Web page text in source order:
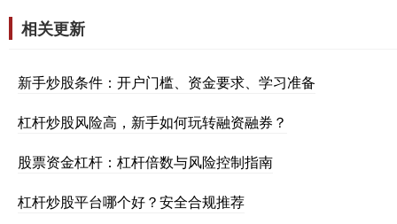
相关更新
新手炒股条件：开户门槛、资金要求、学习准备
杠杆炒股风险高，新手如何玩转融资融券？
股票资金杠杆：杠杆倍数与风险控制指南
杠杆炒股平台哪个好？安全合规推荐